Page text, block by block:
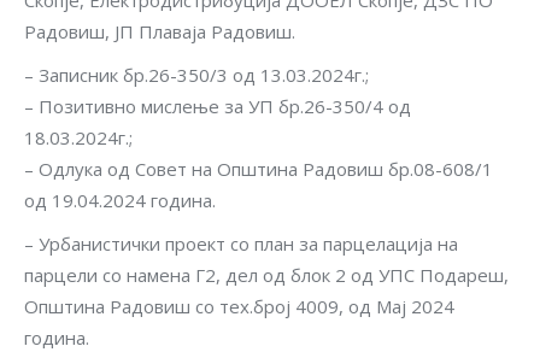
Радовиш, ЈП Плаваја Радовиш.
– Записник бр.26-350/3 од 13.03.2024г.;
– Позитивно мислење за УП бр.26-350/4 од
18.03.2024г.;
– Одлука од Совет на Општина Радовиш бр.08-608/1
од 19.04.2024 година.
– Урбанистички проект со план за парцелација на
парцели со намена Г2, дел од блок 2 од УПС Подареш,
Општина Радовиш со тех.број 4009, од Мај 2024
година.